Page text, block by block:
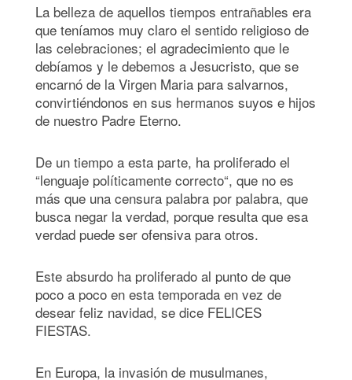
La belleza de aquellos tiempos entrañables era
que teníamos muy claro el sentido religioso de
las celebraciones; el agradecimiento que le
debíamos y le debemos a Jesucristo, que se
encarnó de la Virgen Maria para salvarnos,
convirtiéndonos en sus hermanos suyos e hijos
de nuestro Padre Eterno.
De un tiempo a esta parte, ha proliferado el
“lenguaje políticamente correcto“, que no es
más que una censura palabra por palabra, que
busca negar la verdad, porque resulta que esa
verdad puede ser ofensiva para otros.
Este absurdo ha proliferado al punto de que
poco a poco en esta temporada en vez de
desear feliz navidad, se dice FELICES
FIESTAS.
En Europa, la invasión de musulmanes,